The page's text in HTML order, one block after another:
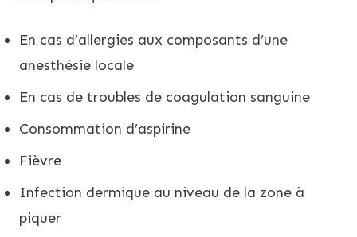
En cas d’allergies aux composants d’une
anesthésie locale
En cas de troubles de coagulation sanguine
Consommation d’aspirine
Fièvre
Infection dermique au niveau de la zone à
piquer